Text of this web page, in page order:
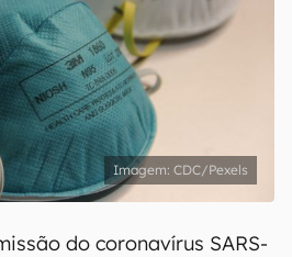
CDC/Pexels
do coronavírus SARS-